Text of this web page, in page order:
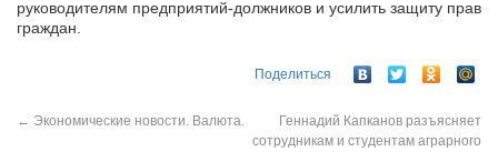
руководителям предприятий-должников и усилить защиту прав
граждан.
Поделиться
← Экономические новости. Валюта.
Геннадий Капканов разъясняет
сотрудникам и студентам аграрного